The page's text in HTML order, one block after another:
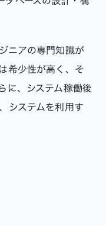
ニアの専門知識が
希少性が高く、そ
に、システム稼働後
システムを利用す